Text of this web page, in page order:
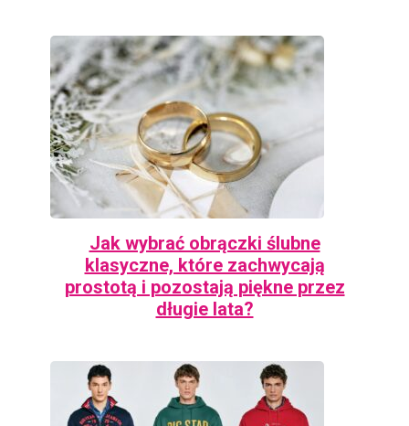
Jak wybrać obrączki ślubne
klasyczne, które zachwycają
prostotą i pozostają piękne przez
długie lata?